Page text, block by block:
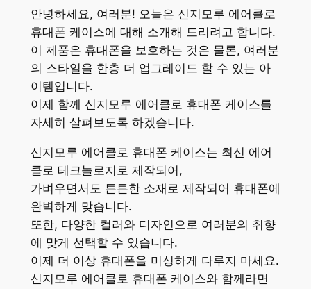
안녕하세요, 여러분! 오늘은 신지모루 에어클로
휴대폰 케이스에 대해 소개해 드리려고 합니다.
이 제품은 휴대폰을 보호하는 것은 물론, 여러분
의 스타일을 한층 더 업그레이드 할 수 있는 아
이템입니다.
이제 함께 신지모루 에어클로 휴대폰 케이스를
자세히 살펴보도록 하겠습니다.
신지모루 에어클로 휴대폰 케이스는 최신 에어
클로 테크놀로지로 제작되어,
가벼우면서도 튼튼한 소재로 제작되어 휴대폰에
완벽하게 맞습니다.
또한, 다양한 컬러와 디자인으로 여러분의 취향
에 맞게 선택할 수 있습니다.
이제 더 이상 휴대폰을 미싱하게 다루지 마세요.
신지모루 에어클로 휴대폰 케이스와 함께라면